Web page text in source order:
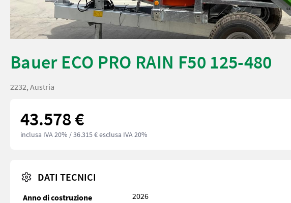
Bauer ECO PRO RAIN F50 125-480
2232, Austria
43.578 €
inclusa IVA 20% / 36.315 € esclusa IVA 20%
DATI TECNICI
Anno di costruzione
2026